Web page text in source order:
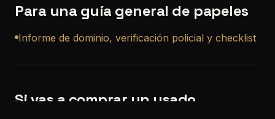
Para una guía general de papeles
Informe de dominio, verificación policial y checklist
Si vas a comprar un usado